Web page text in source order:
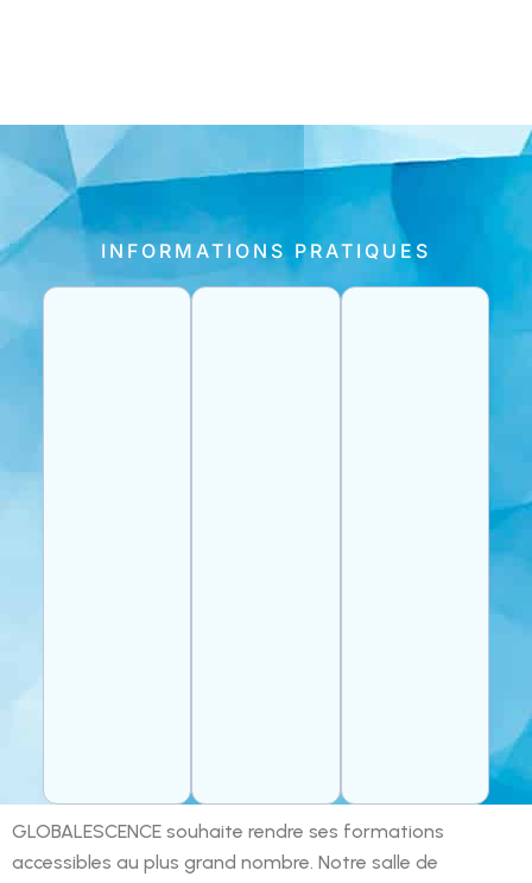
INFORMATIONS PRATIQUES
GLOBALESCENCE souhaite rendre ses formations
accessibles au plus grand nombre. Notre salle de